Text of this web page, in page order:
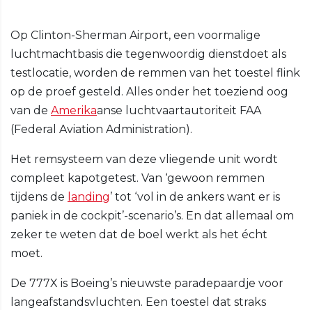
Op Clinton-Sherman Airport, een voormalige
luchtmachtbasis die tegenwoordig dienstdoet als
testlocatie, worden de remmen van het toestel flink
op de proef gesteld. Alles onder het toeziend oog
van de Amerikaanse luchtvaartautoriteit FAA
(Federal Aviation Administration).
Het remsysteem van deze vliegende unit wordt
compleet kapotgetest. Van ‘gewoon remmen
tijdens de landing’ tot ‘vol in de ankers want er is
paniek in de cockpit’-scenario’s. En dat allemaal om
zeker te weten dat de boel werkt als het écht
moet.
De 777X is Boeing’s nieuwste paradepaardje voor
langeafstandsvluchten. Een toestel dat straks